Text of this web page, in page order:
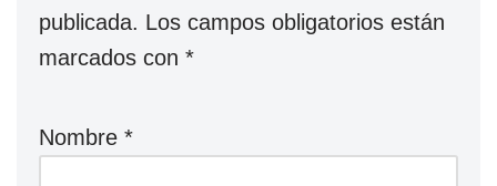
publicada. Los campos obligatorios están
marcados con *
Nombre *